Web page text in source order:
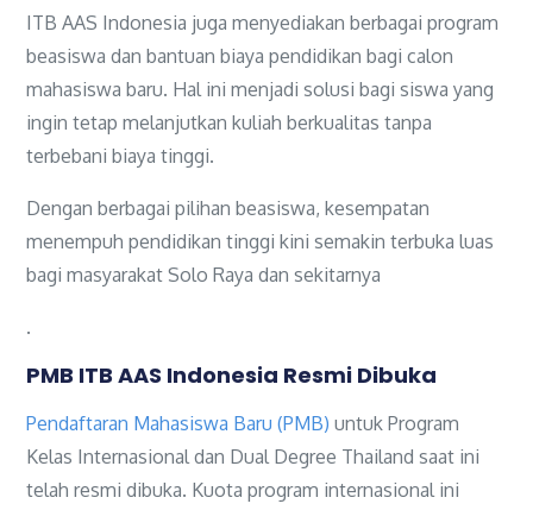
ITB AAS Indonesia juga menyediakan berbagai program
beasiswa dan bantuan biaya pendidikan bagi calon
mahasiswa baru. Hal ini menjadi solusi bagi siswa yang
ingin tetap melanjutkan kuliah berkualitas tanpa
terbebani biaya tinggi.
Dengan berbagai pilihan beasiswa, kesempatan
menempuh pendidikan tinggi kini semakin terbuka luas
bagi masyarakat Solo Raya dan sekitarnya
.
PMB ITB AAS Indonesia Resmi Dibuka
Pendaftaran Mahasiswa Baru (PMB) untuk Program
Kelas Internasional dan Dual Degree Thailand saat ini
telah resmi dibuka. Kuota program internasional ini